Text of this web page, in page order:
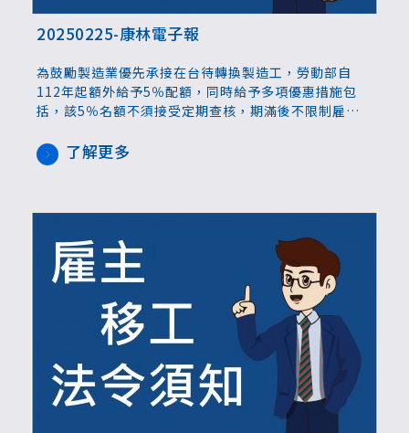
20250225-康林電子報
為鼓勵製造業優先承接在台待轉換製造工，勞動部自
112年起額外給予5％配額，同時給予多項優惠措施包
括，該5％名額不須接受定期查核，期滿後不限制雇主
,682件、累計核准聘僱人數共2,448人。
了解更多